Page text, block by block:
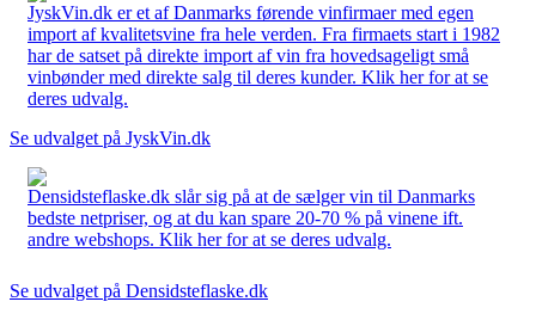
JyskVin.dk er et af Danmarks førende vinfirmaer med egen
import af kvalitetsvine fra hele verden. Fra firmaets start i 1982
har de satset på direkte import af vin fra hovedsageligt små
vinbønder med direkte salg til deres kunder. Klik her for at se
deres udvalg.
Se udvalget på JyskVin.dk
Densidsteflaske.dk slår sig på at de sælger vin til Danmarks
bedste netpriser, og at du kan spare 20-70 % på vinene ift.
andre webshops. Klik her for at se deres udvalg.
Se udvalget på Densidsteflaske.dk